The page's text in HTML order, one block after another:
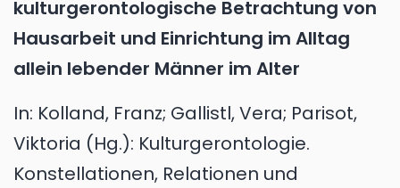
kulturgerontologische Betrachtung von
Hausarbeit und Einrichtung im Alltag
allein lebender Männer im Alter
In: Kolland, Franz; Gallistl, Vera; Parisot,
Viktoria (Hg.): Kulturgerontologie.
Konstellationen, Relationen und